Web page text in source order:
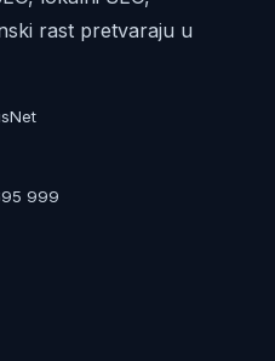
rast pretvaraju u
999